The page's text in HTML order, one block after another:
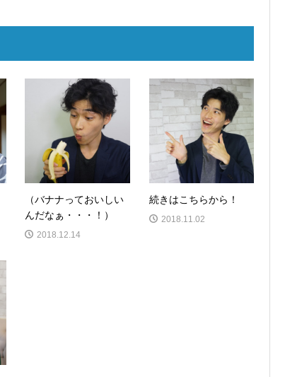
（バナナっておいしい
んだなぁ・・・！）
2018.12.14
続きはこちらから！
2018.11.02